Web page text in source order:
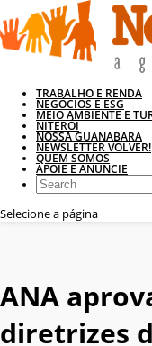
TRABALHO E RENDA
NEGÓCIOS E ESG
MEIO AMBIENTE E
NITERÓI
NOSSA GUANABARA
NEWSLETTER VOLVER!
QUEM SOMOS
APOIE E ANUNCIE
Selecione a página
ANA
diretrizes